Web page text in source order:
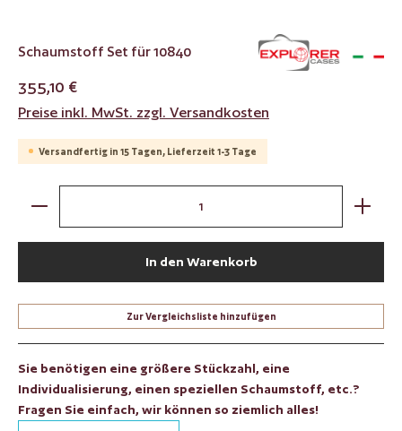
Schaumstoff Set für 10840
355,10 €
Preise inkl. MwSt. zzgl. Versandkosten
Versandfertig in 15 Tagen, Lieferzeit 1-3 Tage
Produkt Anzahl: Gib den gewünschten Wert ein oder
In den Warenkorb
Zur Vergleichsliste hinzufügen
Sie benötigen eine größere Stückzahl, eine
Individualisierung, einen speziellen Schaumstoff, etc.?
Fragen Sie einfach, wir können so ziemlich alles!